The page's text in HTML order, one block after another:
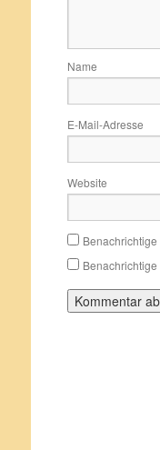
Name
E-Mail-Adresse
Website